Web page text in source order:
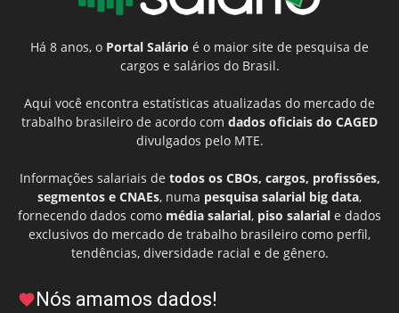
Há 8 anos, o Portal Salário é o maior site de pesquisa de
cargos e salários do Brasil.
Aqui você encontra estatísticas atualizadas do mercado de
trabalho brasileiro de acordo com dados oficiais do CAGED
divulgados pelo MTE.
Informações salariais de todos os CBOs, cargos, profissões,
segmentos e CNAEs, numa pesquisa salarial big data,
fornecendo dados como média salarial, piso salarial e dados
exclusivos do mercado de trabalho brasileiro como perfil,
tendências, diversidade racial e de gênero.
Nós amamos dados!